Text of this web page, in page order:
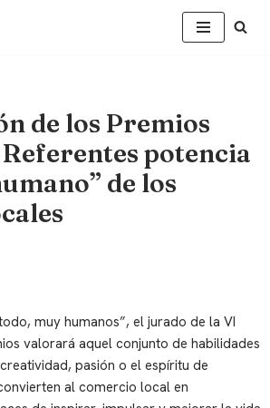
de los Premios
potencia
de los
muy humanos”, el jurado de la VI
valorará aquel conjunto de habilidades
pasión o el espíritu de
al comercio local en